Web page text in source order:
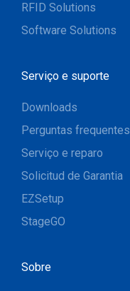
RFID Solutions
Software Solutions
Serviço e suporte
Downloads
Perguntas frequentes
Serviço e reparo
Solicitud de Garantia
EZSetup
StageGO
Sobre